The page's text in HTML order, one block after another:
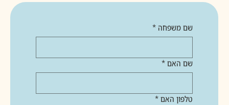
שם משפחה *
שם האם*
טלפון האם*